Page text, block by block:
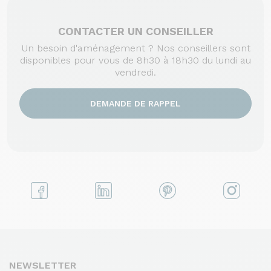
CONTACTER UN CONSEILLER
Un besoin d'aménagement ? Nos conseillers sont
disponibles pour vous de 8h30 à 18h30 du lundi au
vendredi.
DEMANDE DE RAPPEL
NEWSLETTER